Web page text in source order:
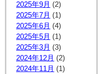
2025年9月 (2)
2025年7月 (1)
2025年6月 (4)
2025年5月 (1)
2025年3月 (3)
2024年12月 (2)
2024年11月 (1)